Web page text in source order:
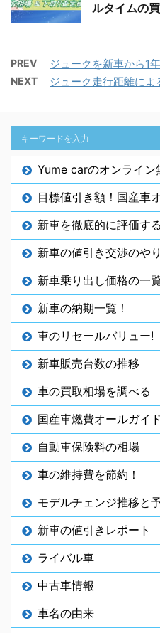
ルタイムの
PREV ジュークを新車から1
NEXT ジューク走行距離によ
Yume carのオンライン
目標値引き額！国産車
新車を徹底的に評価す
新車の値引き交渉のや
新車乗り出し価格の一
新車の納期一覧！
車のリセールバリュー!
新車販売台数の推移
車の買取相場を調べる
国産車燃費オールガイド
自動車保険料の相場
車の維持費を節約！
モデルチェンジ推移と
新車の値引きレポート
ライバル車
中古車情報
車名の由来